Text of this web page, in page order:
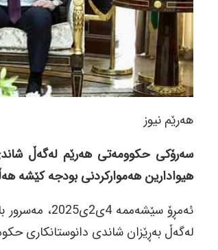
هەرێم نیوز
سەرۆکی حکوومەتی هەرێم لەگەڵ
هیوادارین هەموارکردنی بودجە کێشە
ئەمڕۆ
لەگەڵ بەڕێزان شاندی دانوستانکاری